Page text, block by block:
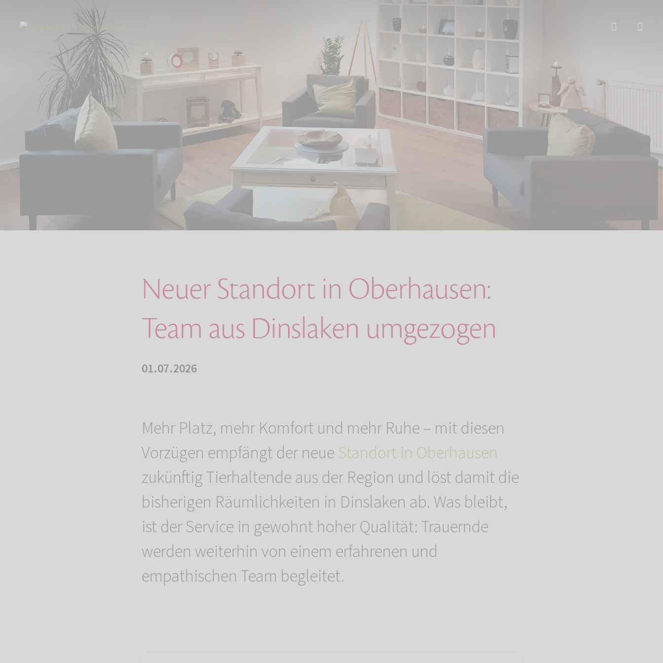
Über uns Aktuelles Neuer Standort in Oberhausen: Team aus Dinslaken umgezogen
Neuer Standort in Oberhausen:
Team aus Dinslaken umgezogen
01.07.2026
Mehr Platz, mehr Komfort und mehr Ruhe – mit diesen
Vorzügen empfängt der neue Standort in Oberhausen
zukünftig Tierhaltende aus der Region und löst damit die
bisherigen Räumlichkeiten in Dinslaken ab. Was bleibt,
ist der Service in gewohnt hoher Qualität: Trauernde
werden weiterhin von einem erfahrenen und
empathischen Team begleitet.